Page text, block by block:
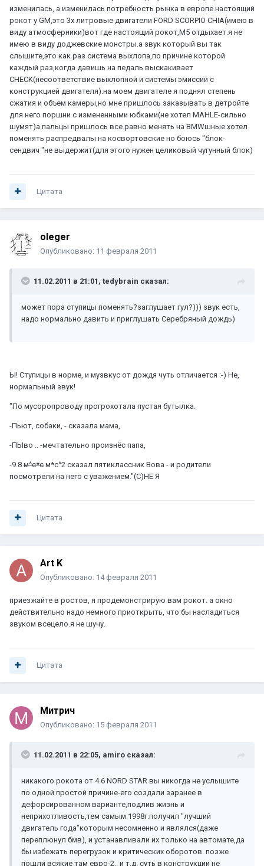
изменилась, а изменилась потребность рынка в европе.настоящий
рокот у GM,это 3х литровые двигатели FORD SCORPIO CHIA(имею в
виду атмосферники)вот где настоящий рокот,М5 отдыхает.я не
имею в виду доджевские монстры.а звук который вы так
слышите,это как раз система выхлопа,по причине которой
каждый раз,когда давишь на педаль выскакивает
CHECK(несоответствие выхлопной и системы эмиссий с
конструкцией двигателя).на моем двигателе я поднял степень
сжатия и объем камеры,но мне пришлось заказывать в детройте
для него поршни с измененными юбками(не хотел MAHLE-сильно
шумят)а пальцы пришлось все равно менять на BMWшные.хотел
поменять распредвалы на косвортовские но боюсь "блок-
сендвич "не выдержит(для этого нужен целиковый чугунный блок)
Цитата
oleger
Опубликовано: 11 февраля 2011
11.02.2011 в 21:01, tedybrain сказал:
может пора ступицы поменять?заглушает гул?))) звук есть,
надо нормально давить и приглушать Серебряный дождь)
Ы! Ступицы в норме, и музвкус от дождя чуть отличается :-) Не,
нормальный звук!
"По мусоропроводу прогрохотала пустая бутылка.
-Пьют, собаки, - сказала мама,
-ПЫво .. -мечтательно произнёс папа,
-9.8 м^c*c м*с^2 сказал пятиклассник Вова - и родители
посмотрели на него с уважением."(С)НЕ Я
Цитата
Art K
Опубликовано: 14 февраля 2011
приезжайте в ростов, я продемонстрирую вам рокот. а окно
действительно надо немного приоткрыть, что бы насладиться
звуком всецело.я не шучу.
Цитата
Митрич
Опубликовано: 15 февраля 2011
11.02.2011 в 22:05, amiro сказал:
никакого рокота от 4.6 NORD STAR вы никогда не услышите
по одной простой причине-его создали заранее в
дефорсированном варианте,подлив жизнь и
неприхотливость,тем самым 1998г.получил "лучший
двигатель года"которым несомненно и являлся(даже
переплюнул бмв), и устанавливали их только на автомате,да
бы избежать перегрузок и критических оборотов. позже
пошли всякие там евро-2.. и т.д. суть в конструкции не